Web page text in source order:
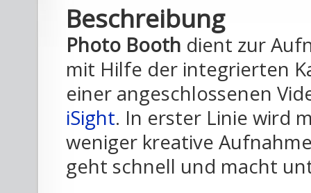
Beschreibung
Photo Booth dient zur
mit Hilfe der integrierten
einer angeschlossenen
iSight. In erster Linie wird
weniger kreative
geht schnell und macht